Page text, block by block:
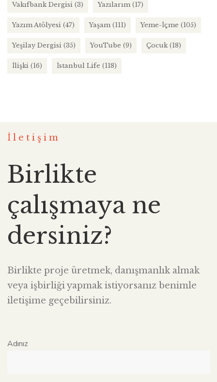
Vakıfbank Dergisi (3) Yazılarım (17)
Yazım Atölyesi (47) Yaşam (111) Yeme-İçme (105)
Yeşilay Dergisi (35) YouTube (9) Çocuk(18)
İlişki (16) İstanbul Life (118)
İletişim
Birlikte
çalışmaya ne
dersiniz?
Birlikte proje üretmek, danışmanlık almak
veya işbirliği yapmak istiyorsanız benimle
iletişime geçebilirsiniz.
Adınız